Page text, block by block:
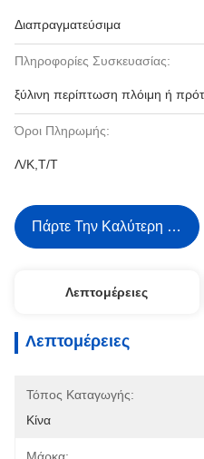
Διαπραγματεύσιμα
Πληροφορίες Συσκευασίας:
ξύλινη περίπτωση πλόιμη ή
Όροι Πληρωμής:
Λ/Κ,Τ/Τ
Πάρτε Την Καλύτερη Τιμή
Λεπτομέρειες
Λεπτομέρειες
Τόπος Καταγωγής:
Κίνα